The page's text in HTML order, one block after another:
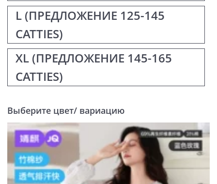
L (ПРЕДЛОЖЕНИЕ 125-145
CATTIES)
XL (ПРЕДЛОЖЕНИЕ 145-165
CATTIES)
Выберите цвет/ вариацию